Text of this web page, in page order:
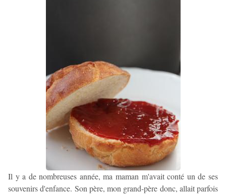
Il y a de nombreuses année, ma maman m'avait conté un de ses
souvenirs d'enfance. Son père, mon grand-père donc, allait parfois